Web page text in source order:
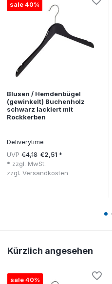
sale 40%
Blusen / Hemdenbügel
(gewinkelt) Buchenholz
schwarz lackiert mit
Rockkerben
Deliverytime
UVP €4,18 €2,51 *
* zzgl. MwSt.
zzgl.Versandkosten
Kürzlich angesehen
sale 40%